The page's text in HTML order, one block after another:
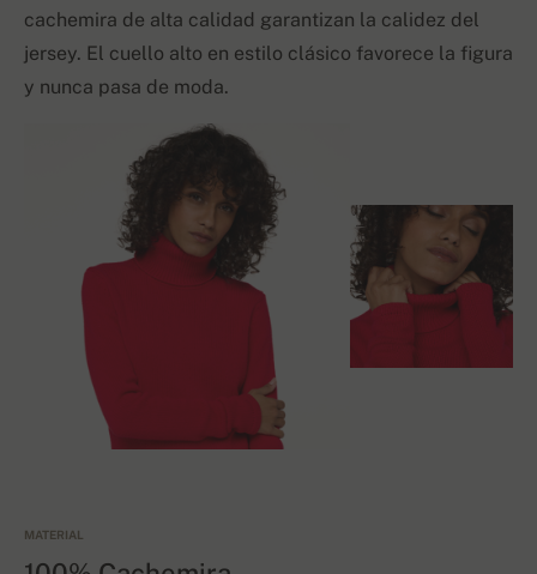
cachemira de alta calidad garantizan la calidez del
jersey. El cuello alto en estilo clásico favorece la figura
y nunca pasa de moda.
MATERIAL